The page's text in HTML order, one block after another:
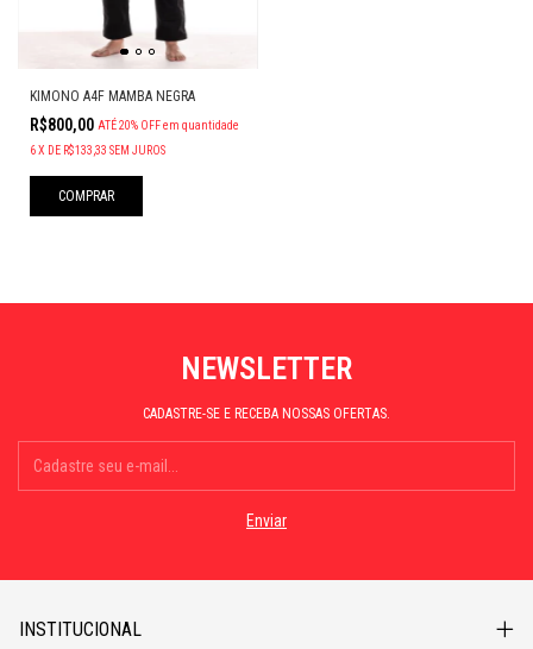
KIMONO A4F MAMBA NEGRA
R$800,00 ATÉ 20% OFFem quantidade
6X DE R$133,33 SEM JUROS
COMPRAR
NEWSLETTER
CADASTRE-SE E RECEBA NOSSAS OFERTAS.
INSTITUCIONAL